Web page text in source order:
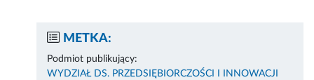
METKA:
Podmiot publikujący:
WYDZIAŁ DS. PRZEDSIĘBIORCZOŚCI I INNOWACJI